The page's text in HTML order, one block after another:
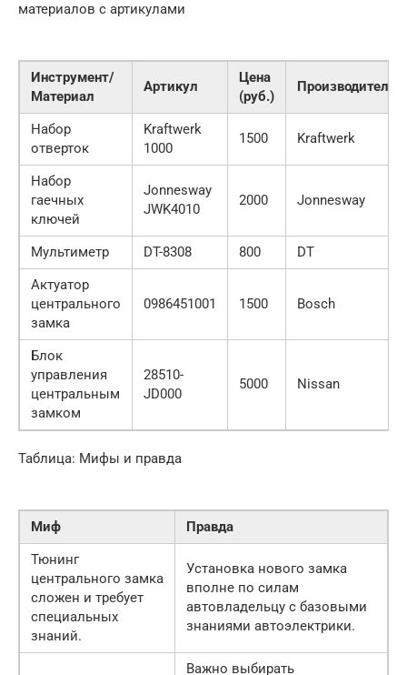
материалов с артикулами
Инструмент/
Материал
Артикул
Цена
(руб.)
Производитель
Набор
отверток
Kraftwerk
1000
1500 Kraftwerk
Набор
гаечных
ключей
Jonnesway
JWK4010
2000 Jonnesway
Мультиметр DT-8308 800
DT
Актуатор
центрального
замка
0986451001 1500 Bosch
Блок
управления
центральным
замком
28510-
JD000
5000 Nissan
Таблица: Мифы и правда
Миф
Правда
Тюнинг
центрального замка
сложен и требует
специальных
знаний.
Установка нового замка
вполне по силам
автовладельцу с базовыми
знаниями автоэлектрики.
Важно выбирать